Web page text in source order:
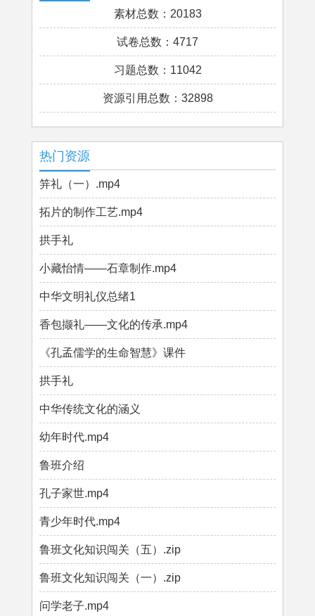
素材总数：20183
试卷总数：4717
习题总数：11042
资源引用总数：32898
热门资源
笄礼（一）.mp4
拓片的制作工艺.mp4
拱手礼
小藏怡情——石章制作.mp4
中华文明礼仪总绪1
香包撷礼——文化的传承.mp4
《孔孟儒学的生命智慧》课件
拱手礼
中华传统文化的涵义
幼年时代.mp4
鲁班介绍
孔子家世.mp4
青少年时代.mp4
鲁班文化知识闯关（五）.zip
鲁班文化知识闯关（一）.zip
问学老子.mp4